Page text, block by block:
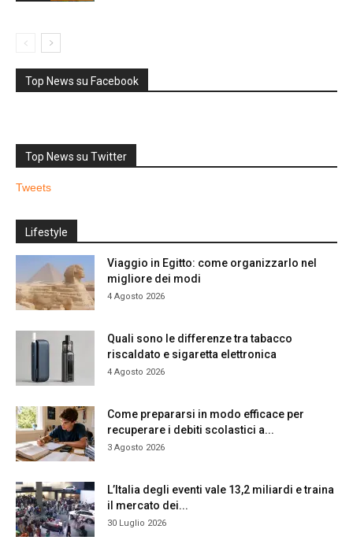
Top News su Facebook
Top News su Twitter
Tweets
Lifestyle
Viaggio in Egitto: come organizzarlo nel
migliore dei modi
4 Agosto 2026
Quali sono le differenze tra tabacco
riscaldato e sigaretta elettronica
4 Agosto 2026
Come prepararsi in modo efficace per
recuperare i debiti scolastici a...
3 Agosto 2026
L’Italia degli eventi vale 13,2 miliardi e traina
il mercato dei...
30 Luglio 2026